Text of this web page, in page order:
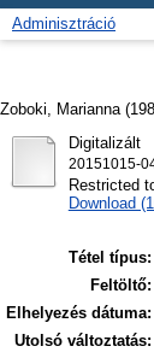
Adminisztráció
Zoboki, Marianna
Digitalizált
20151015-
Restricted
Download
Tétel típus:
Feltöltő:
Elhelyezés dátuma:
Utolsó változtatás: